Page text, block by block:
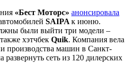
«Бест Моторс» анонсировала
SAIPA к июню.
были выйти три модели –
хэтчбек Quik. Компания вела
производства машин в Санкт-
развернуть сеть из 120 дилерских